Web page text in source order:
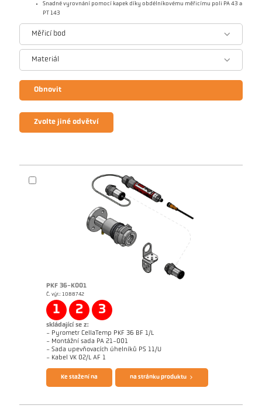
Snadné vyrovnání pomocí kapek díky obdélníkovému měřicímu poli PA 43 a
PT 143
Měřicí bod
Materiál
Obnovit
Zvolte jiné odvětví
PKF 36-K001
Č. výr.: 1088742
1 2 3
skládající se z:
- Pyrometr CellaTemp PKF 36 BF 1/L
- Montážní sada PA 21-001
- Sada upevňovacích úhelníků PS 11/U
- Kabel VK 02/L AF 1
Brožura CellaTemp PK PKF PKL Questionnaire Radiation Pyrometers
Ke stažení na na stránku produktu